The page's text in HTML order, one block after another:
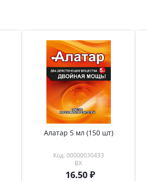
Алатар 5 мл (150 шт)
Код: 00000030433
ВХ
16.50